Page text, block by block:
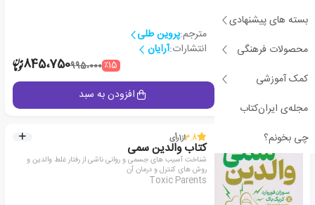
بسته های پیشنهادی
محصولات فرهنگی
کمک آموزشی
مجله‌ی ایران‌کتاب
چی بخونم؟
مترجم:پروین طلی
انتشارات:آرایان
٪15995،000845،750
افزودن به سبد
3.8از1رأی
کتاب والدین سمی
شناخت آسیب های جسمی و روانی ناشی از رفتار غلط والدین و
روش های کنترل و درمان آن
Toxic Parents